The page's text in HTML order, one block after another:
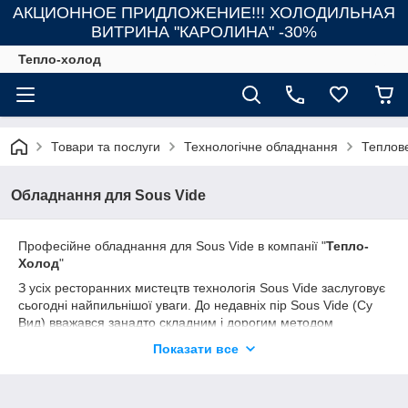
АКЦИОННОЕ ПРИДЛОЖЕНИЕ!!! ХОЛОДИЛЬНАЯ
ВИТРИНА "КАРОЛИНА" -30%
Тепло-холод
Товари та послуги Технологічне обладнання
Обладнання для Sous Vide
Професійне обладнання для Sous Vide в компанії "Тепло-
Холод"
З усіх ресторанних мистецтв технологія Sous Vide заслуговує
сьогодні найпильнішої уваги. До недавніх пір Sous Vide (Су
Вид) вважався занадто складним і дорогим методом
Порівняно з молекулярної кулінарією його популярність
Показати все